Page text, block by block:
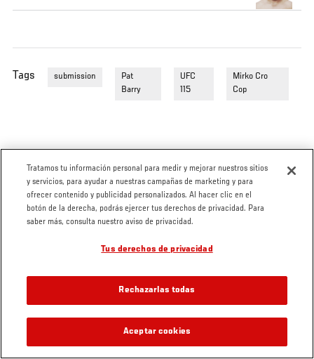
Tags submission
Pat
Barry
UFC
115
Mirko Cro
Cop
Tratamos tu información personal para medir y mejorar nuestros sitios
y servicios, para ayudar a nuestras campañas de marketing y para
ofrecer contenido y publicidad personalizados. Al hacer clic en el
botón de la derecha, podrás ejercer tus derechos de privacidad. Para
saber más, consulta nuestro aviso de privacidad.
Tus derechos de privacidad
Rechazarlas todas
Aceptar cookies